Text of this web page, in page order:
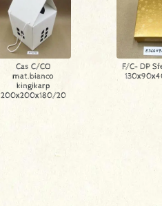
Cas C/CO
mat.bianco
kingikarp
200x200x180/20
F/C- DP